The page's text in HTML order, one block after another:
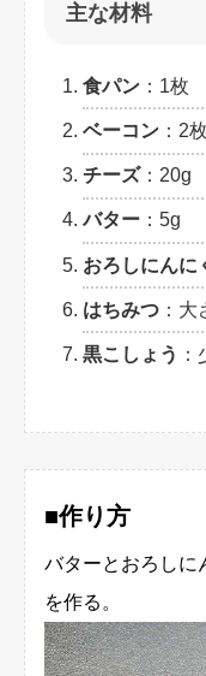
主な材料
食パン ：1枚
ベーコン ：2枚
チーズ：20g
バター ：5g
おろしにんに
はちみつ ：大
黒こしょう ：
■作り方
バターとおろしに
を作る。